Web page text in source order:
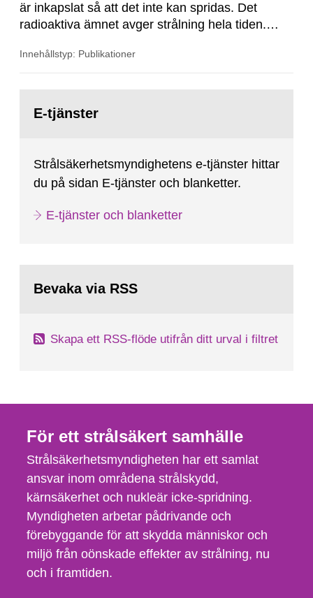
är inkapslat så att det inte kan spridas. Det
radioaktiva ämnet avger strålning hela tiden.
med hjälp av strålning kontrollera nivåer i tankar
Innehållstyp: Publikationer
sida:E-tjänster
Strålsäkerhetsmyndighetens e-tjänster hittar
du på sidan E-tjänster och blanketter.
E-tjänster och blanketter
Bevaka via RSS
Skapa ett RSS-flöde utifrån ditt urval i filtret
För ett strålsäkert samhälle
Strålsäkerhetsmyndigheten har ett samlat
ansvar inom områdena strålskydd,
kärnsäkerhet och nukleär icke-spridning.
Myndigheten arbetar pådrivande och
förebyggande för att skydda människor och
miljö från oönskade effekter av strålning, nu
och i framtiden.